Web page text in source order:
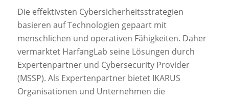
Die effektivsten Cybersicherheitsstrategien
basieren auf Technologien gepaart mit
menschlichen und operativen Fähigkeiten. Daher
vermarktet HarfangLab seine Lösungen durch
Expertenpartner und Cybersecurity Provider
(MSSP). Als Expertenpartner bietet IKARUS
Organisationen und Unternehmen die